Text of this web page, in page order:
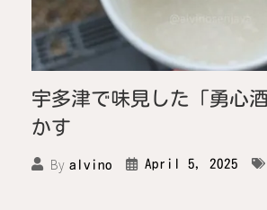
宇多津で味見した「勇心
かす
By alvino April 5, 2025